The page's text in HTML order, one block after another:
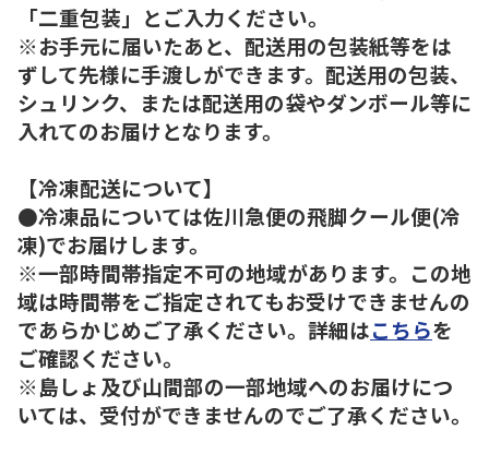
「二重包装」とご入力ください。
※お手元に届いたあと、配送用の包装紙等をは
ずして先様に手渡しができます。配送用の包装、
シュリンク、または配送用の袋やダンボール等に
入れてのお届けとなります。
【冷凍配送について】
●冷凍品については佐川急便の飛脚クール便(冷
凍)でお届けします。
※一部時間帯指定不可の地域があります。この地
域は時間帯をご指定されてもお受けできませんの
であらかじめご了承ください。詳細はこちらを
ご確認ください。
※島しょ及び山間部の一部地域へのお届けにつ
いては、受付ができませんのでご了承ください。